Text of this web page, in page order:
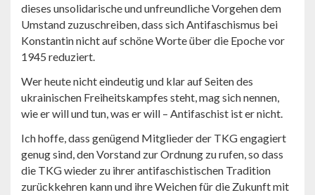
dieses unsolidarische und unfreundliche Vorgehen dem
Umstand zuzuschreiben, dass sich Antifaschismus bei
Konstantin nicht auf schöne Worte über die Epoche vor
1945 reduziert.
Wer heute nicht eindeutig und klar auf Seiten des
ukrainischen Freiheitskampfes steht, mag sich nennen,
wie er will und tun, was er will – Antifaschist ist er nicht.
Ich hoffe, dass genügend Mitglieder der TKG engagiert
genug sind, den Vorstand zur Ordnung zu rufen, so dass
die TKG wieder zu ihrer antifaschistischen Tradition
zurückkehren kann und ihre Weichen für die Zukunft mit